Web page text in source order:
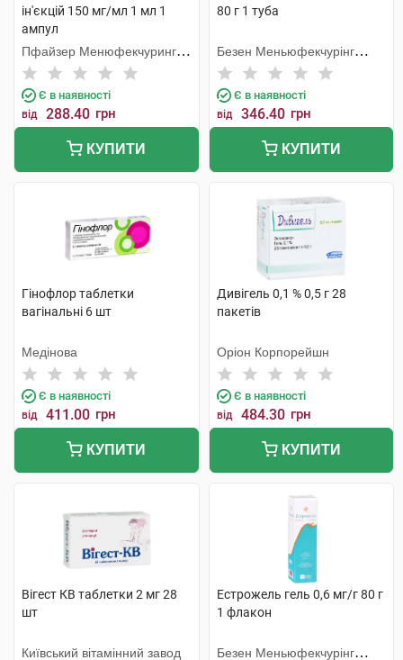
ін'єкцій 150 мг/мл 1 мл 1
ампул
Пфайзер Менюфекчуринг
Бельгія
Є в наявності
від 288.40 грн
КУПИТИ
80 г 1 туба
Безен Меньюфекчурінг
Белджіум
Є в наявності
від 346.40 грн
КУПИТИ
Гінофлор таблетки
вагінальні 6 шт
Медінова
Є в наявності
від 411.00 грн
КУПИТИ
Дивігель 0,1 % 0,5 г 28
пакетів
Оріон Корпорейшн
Є в наявності
від 484.30 грн
КУПИТИ
Вігест КВ таблетки 2 мг 28
шт
Київський вітамінний завод
Естрожель гель 0,6 мг/г 80 г
1 флакон
Безен Меньюфекчурінг